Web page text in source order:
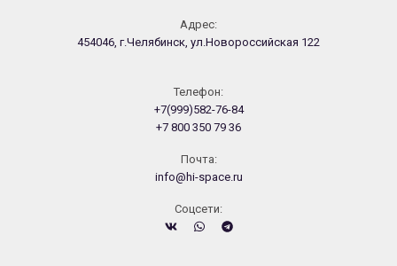
Адрес:
454046, г.Челябинск, ул.Новороссийская 122
Телефон:
+7(999)582-76-84
+7 800 350 79 36
Почта:
info@hi-space.ru
Cоцсети: